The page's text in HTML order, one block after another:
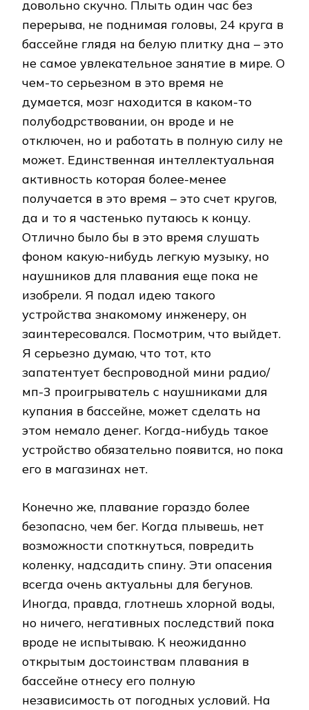
довольно скучно. Плыть один час без
перерыва, не поднимая головы, 24 круга в
бассейне глядя на белую плитку дна – это
не самое увлекательное занятие в мире. О
чем-то серьезном в это время не
думается, мозг находится в каком-то
полубодрствовании, он вроде и не
отключен, но и работать в полную силу не
может. Единственная интеллектуальная
активность которая более-менее
получается в это время – это счет кругов,
да и то я частенько путаюсь к концу.
Отлично было бы в это время слушать
фоном какую-нибудь легкую музыку, но
наушников для плавания еще пока не
изобрели. Я подал идею такого
устройства знакомому инженеру, он
заинтересовался. Посмотрим, что выйдет.
Я серьезно думаю, что тот, кто
запатентует беспроводной мини радио/
мп-3 проигрыватель с наушниками для
купания в бассейне, может сделать на
этом немало денег. Когда-нибудь такое
устройство обязательно появится, но пока
его в магазинах нет.
Конечно же, плавание гораздо более
безопасно, чем бег. Когда плывешь, нет
возможности споткнуться, повредить
коленку, надсадить спину. Эти опасения
всегда очень актуальны для бегунов.
Иногда, правда, глотнешь хлорной воды,
но ничего, негативных последствий пока
вроде не испытываю. К неожиданно
открытым достоинствам плавания в
бассейне отнесу его полную
независимость от погодных условий. На